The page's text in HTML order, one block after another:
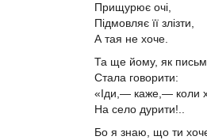
Прищурює очі,
Підмовляє її злізти,
А тая не хоче.
Та ще йому, як
Стала говорити:
«Іди,— каже,— коли
На село дурити!..
Бо я знаю, що ти